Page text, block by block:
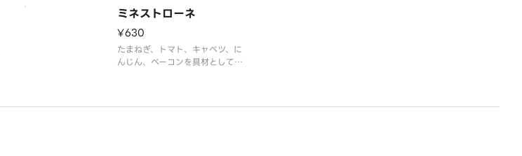
ミネストローネ
¥630
たまねぎ、トマト、キャベツ、に
んじん、ベーコンを具材として加